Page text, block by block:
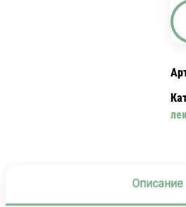
10
Описание